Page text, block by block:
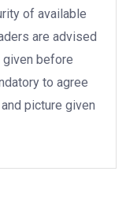
of available
are advised
given before
to agree
picture given